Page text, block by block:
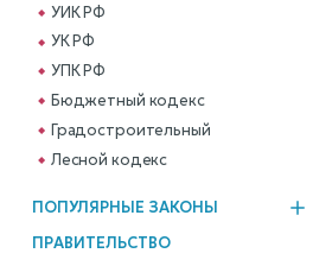
УИК РФ
УК РФ
УПК РФ
Бюджетный кодекс
Градостроительный
Лесной кодекс
ПОПУЛЯРНЫЕ ЗАКОНЫ
ПРАВИТЕЛЬСТВО